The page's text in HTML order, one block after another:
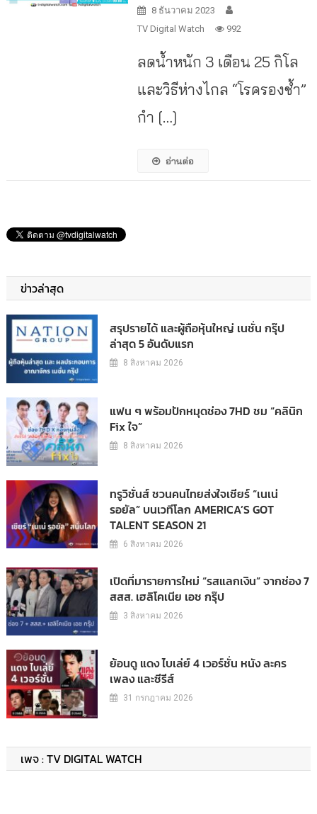
8 ธันวาคม 2023
TV Digital Watch
992
ลดน้ำหนัก 3 เดือน 25 กิโล
และวิธีห่างไกล “โรครองช้ำ”
กำ […]
อ่านต่อ
ข่าวล่าสุด
สรุปรายได้ และผู้ถือหุ้นใหญ่ เนชั่น กรุ๊ป
ล่าสุด 5 อันดับแรก
8 สิงหาคม 2026
แฟน ๆ พร้อมปักหมุดช่อง 7HD ชม “คลินิก
Fix ใจ”
8 สิงหาคม 2026
ทรูวิชั่นส์ ชวนคนไทยส่งใจเชียร์ “เนเน่
รอยัล” บนเวทีโลก AMERICA’S GOT
TALENT SEASON 21
6 สิงหาคม 2026
เปิดที่มารายการใหม่ “รสแลกเงิน” จากช่อง 7
สสส. เฮลิโคเนีย เอช กรุ๊ป
3 สิงหาคม 2026
ย้อนดู แดง ไบเล่ย์ 4 เวอร์ชั่น หนัง ละคร
เพลง และซีรีส์
31 กรกฎาคม 2026
เพจ : TV DIGITAL WATCH